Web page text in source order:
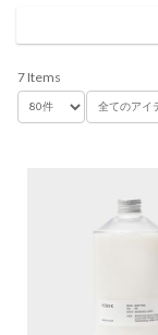
7 Items